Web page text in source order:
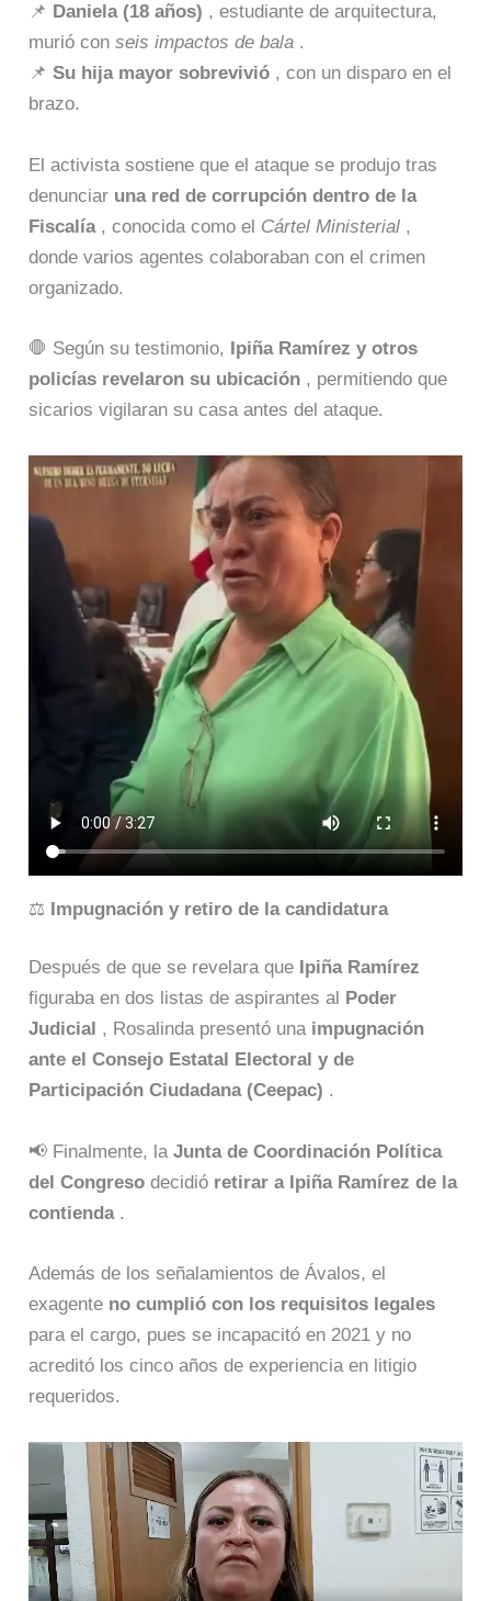
📌 Daniela (18 años) , estudiante de arquitectura,
murió conseis impactos de bala .
📌Su hija mayor sobrevivió , con un disparo en el
brazo.
El activista sostiene que el ataque se produjo tras
denunciar una red de corrupción dentro de la
Fiscalía, conocida como el Cártel Ministerial ,
donde varios agentes colaboraban con el crimen
organizado.
🛑 Según su testimonio, Ipiña Ramírez y otros
policías revelaron su ubicación , permitiendo que
sicarios vigilaran su casa antes del ataque.
⚖️ Impugnación y retiro de la candidatura
Después de que se revelara que Ipiña Ramírez
figuraba en dos listas de aspirantes al Poder
Judicial , Rosalinda presentó una impugnación
ante el Consejo Estatal Electoral y de
Participación Ciudadana (Ceepac) .
📢 Finalmente, laJunta de Coordinación Política
del Congreso decidió retirar a Ipiña Ramírez de la
contienda.
Además de los señalamientos de Ávalos, el
exagente no cumplió con los requisitos legales
para el cargo, pues se incapacitó en 2021 y no
acreditó los cinco años de experiencia en litigio
requeridos.